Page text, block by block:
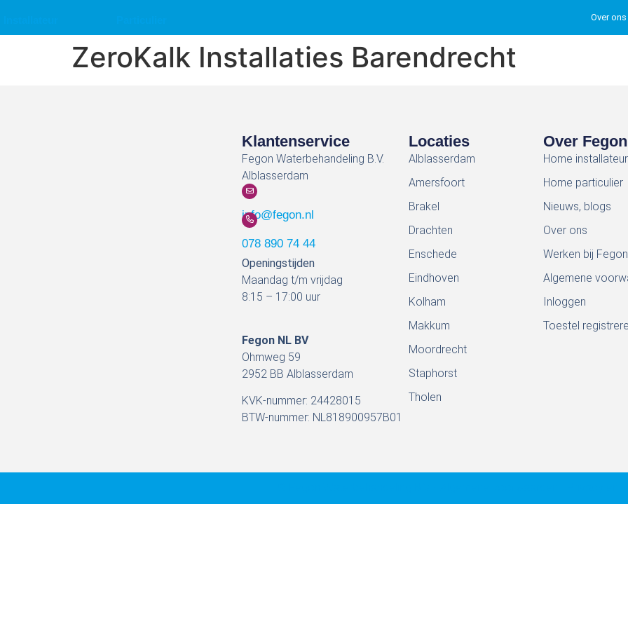
Over ons
ZeroKalk Installaties Barendrecht
Klantenservice
Fegon Waterbehandeling B.V.
Alblasserdam
info@fegon.nl
078 890 74 44
Openingstijden
Maandag t/m vrijdag
8:15 – 17:00 uur
Fegon NL BV
Ohmweg 59
2952 BB Alblasserdam
KVK-nummer: 24428015
BTW-nummer: NL818900957B01
Locaties
Alblasserdam
Amersfoort
Brakel
Drachten
Enschede
Eindhoven
Kolham
Makkum
Moordrecht
Staphorst
Tholen
Over Fegon
Home installateur
Home particulier
Nieuws, blogs
Over ons
Werken bij Fegon
Algemene
Inloggen
Toestel